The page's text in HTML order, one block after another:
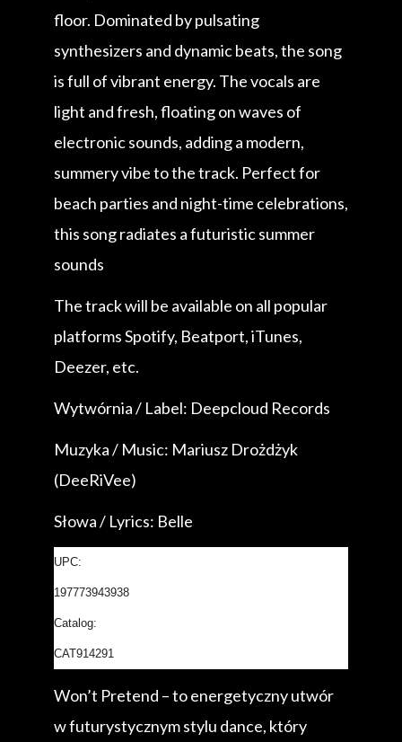
floor. Dominated by pulsating
synthesizers and dynamic beats, the song
is full of vibrant energy. The vocals are
light and fresh, floating on waves of
electronic sounds, adding a modern,
summery vibe to the track. Perfect for
beach parties and night-time celebrations,
this song radiates a futuristic summer
sounds
The track will be available on all popular
platforms Spotify, Beatport, iTunes,
Deezer, etc.
Wytwórnia / Label: Deepcloud Records
Muzyka / Music: Mariusz Drożdżyk
(DeeRiVee)
Słowa / Lyrics: Belle
UPC:
197773943938
Catalog:
CAT914291
Won’t Pretend – to energetyczny utwór
w futurystycznym stylu dance, który